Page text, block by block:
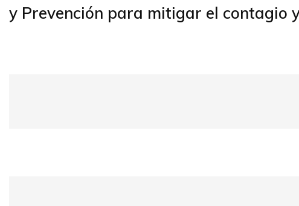
o
p
tir
y Prevención para mitigar el contagio